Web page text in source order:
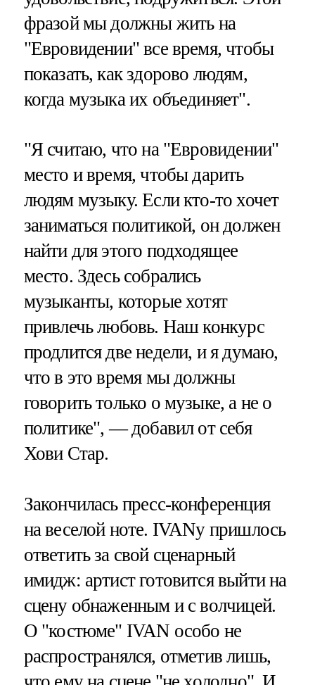
фразой мы должны жить на
"Евровидении" все время, чтобы
показать, как здорово людям,
когда музыка их объединяет".
"Я считаю, что на "Евровидении"
место и время, чтобы дарить
людям музыку. Если кто-то хочет
заниматься политикой, он должен
найти для этого подходящее
место. Здесь собрались
музыканты, которые хотят
привлечь любовь. Наш конкурс
продлится две недели, и я думаю,
что в это время мы должны
говорить только о музыке, а не о
политике", — добавил от себя
Хови Стар.
Закончилась пресс-конференция
на веселой ноте. IVANу пришлось
ответить за свой сценарный
имидж: артист готовится выйти на
сцену обнаженным и с волчицей.
О "костюме" IVAN особо не
распространялся, отметив лишь,